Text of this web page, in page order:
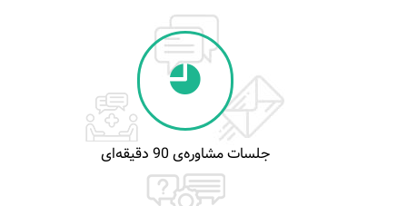
جلسات مشاوره‌ی 90 دقیقه‌ای